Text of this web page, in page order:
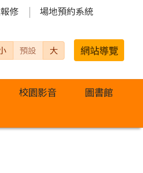
修 場地預約系統
預設 大 網站導覽
校園影音 圖書館